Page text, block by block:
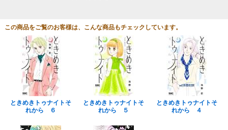
この商品をご覧のお客様は、こんな商品もチェックしています。
ときめきトゥナイトそ
れから ６
ときめきトゥナイトそ
れから ５
ときめきトゥナイトそ
れから ４